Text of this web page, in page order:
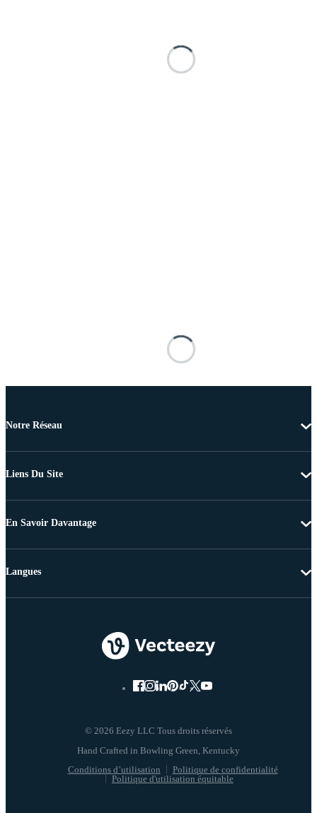
Notre Réseau
Liens Du Site
En Savoir Davantage
© 2026 Eezy LLC Tous droits réservés
Conditions d’utilisation
Politique de confidentialité
Politique d'utilisation équitable
Langues